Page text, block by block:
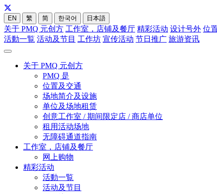
EN 繁 简 한국어 日本語
关于 PMQ 元创方 工作室，店铺及餐厅 精彩活动 设计号外 位
活動一覧 活动及节目 工作坊 宣传活动 节日推广 旅游资讯
关于 PMQ 元创方
PMQ 是
位置及交通
场地简介及设施
单位及场地租赁
创意工作室 / 期间限定店 / 商店单位
租用活动场地
无障碍通道指南
工作室，店铺及餐厅
网上购物
精彩活动
活動一覧
活动及节目